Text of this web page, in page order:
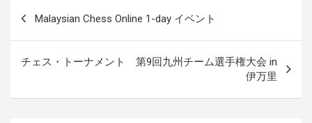
ゲ
Malaysian Chess Online 1-day イベント
チェス・トーナメント 第9回九州チーム選手権大会 in
伊万里